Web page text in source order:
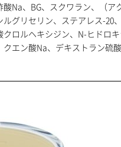
Na、BG、スクワラン、（ア
グリセリン、ステアレス-
クロルヘキシジン、N-ヒドロ
クエン酸Na、デキストラン硫